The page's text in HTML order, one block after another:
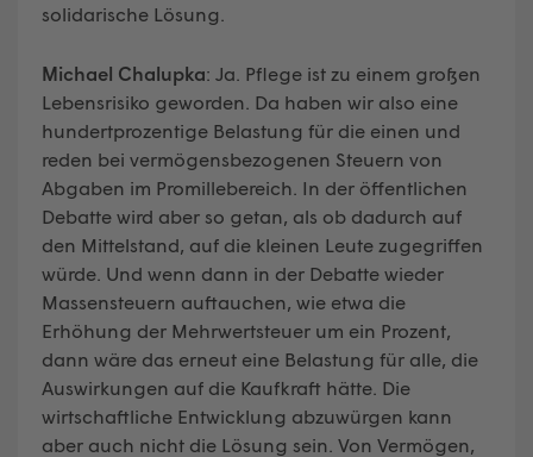
solidarische Lösung.
Michael Chalupka: Ja. Pflege ist zu einem großen
Lebensrisiko geworden. Da haben wir also eine
hundertprozentige Belastung für die einen und
reden bei vermögensbezogenen Steuern von
Abgaben im Promillebereich. In der öffentlichen
Debatte wird aber so getan, als ob dadurch auf
den Mittelstand, auf die kleinen Leute zugegriffen
würde. Und wenn dann in der Debatte wieder
Massensteuern auftauchen, wie etwa die
Erhöhung der Mehrwertsteuer um ein Prozent,
dann wäre das erneut eine Belastung für alle, die
Auswirkungen auf die Kaufkraft hätte. Die
wirtschaftliche Entwicklung abzuwürgen kann
aber auch nicht die Lösung sein. Von Vermögen,